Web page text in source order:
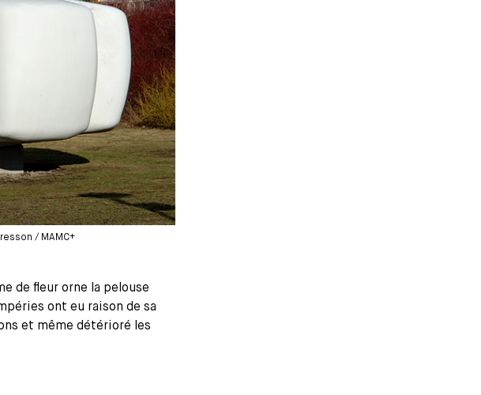
/ MAMC+
de fleur orne la pelouse
ont eu raison de sa
et même détérioré les